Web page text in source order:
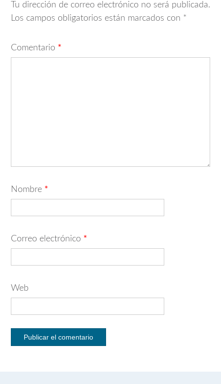
Tu dirección de correo electrónico no será publicada.
Los campos obligatorios están marcados con *
Comentario *
Nombre *
Correo electrónico *
Web